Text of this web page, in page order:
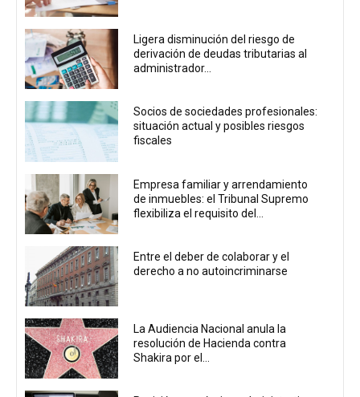
Ligera disminución del riesgo de
derivación de deudas tributarias al
administrador...
Socios de sociedades profesionales:
situación actual y posibles riesgos
fiscales
Empresa familiar y arrendamiento
de inmuebles: el Tribunal Supremo
flexibiliza el requisito del...
Entre el deber de colaborar y el
derecho a no autoincriminarse
La Audiencia Nacional anula la
resolución de Hacienda contra
Shakira por el...